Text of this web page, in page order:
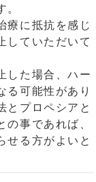
。
療に抵抗を感じ
していただいて
した場合、ハー
る可能性があり
とプロペシアと
の事であれば、
せる方がよいと